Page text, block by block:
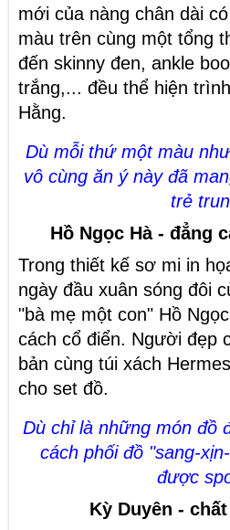
mới của nàng chân dài
màu trên cùng một tổng
đến skinny đen, ankle
trắng,... đều thể hiện
Hằng.
Dù mỗi thứ một màu
vô cùng ăn ý này đã
trẻ
Hồ Ngọc Hà - đẳng
Trong thiết kế sơ mi in
ngày đầu xuân sóng đôi
"bà mẹ một con" Hồ
cách cổ điển. Người đẹp
bản cùng túi xách
cho set đồ.​
Dù chỉ là những món đồ
cách phối đồ "sang-
được
Kỳ Duyên -